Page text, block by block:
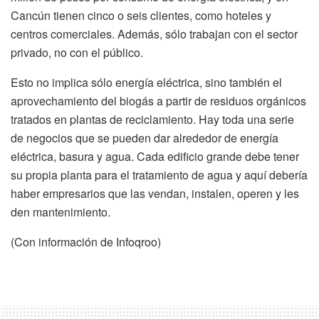
Cancún tienen cinco o seis clientes, como hoteles y
centros comerciales. Además, sólo trabajan con el sector
privado, no con el público.
Esto no implica sólo energía eléctrica, sino también el
aprovechamiento del biogás a partir de residuos orgánicos
tratados en plantas de reciclamiento. Hay toda una serie
de negocios que se pueden dar alrededor de energía
eléctrica, basura y agua. Cada edificio grande debe tener
su propia planta para el tratamiento de agua y aquí debería
haber empresarios que las vendan, instalen, operen y les
den mantenimiento.
(Con información de Infoqroo)